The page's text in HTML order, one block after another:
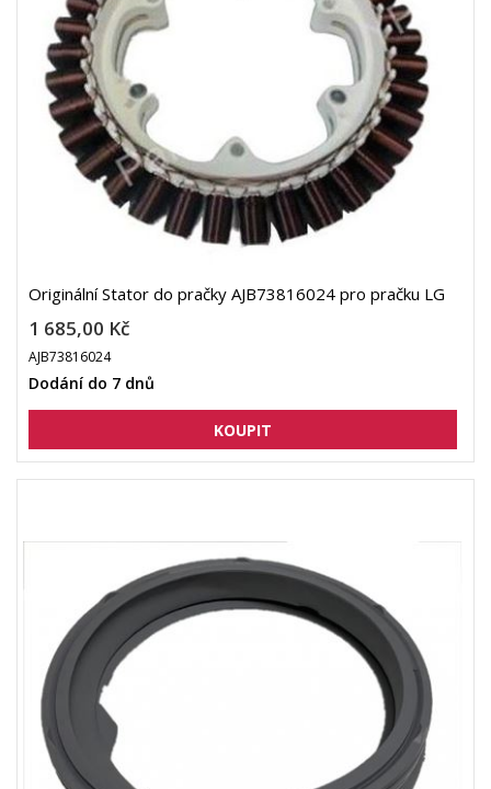
Originální Stator do pračky AJB73816024 pro pračku LG
1 685,00 Kč
AJB73816024
Dodání do 7 dnů